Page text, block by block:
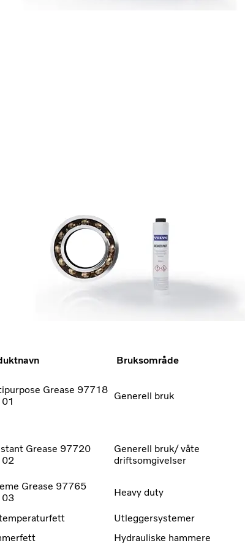
Bruksområde
Grease 97718
Generell bruk
Grease 97720
Generell bruk/ våte
driftsomgivelser
Grease 97765
Heavy duty
Utleggersystemer
Hydrauliske hammere